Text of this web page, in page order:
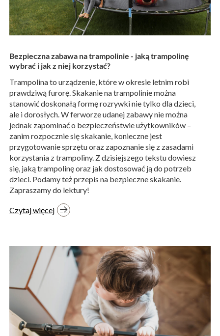
Bezpieczna zabawa na trampolinie - jaką trampolinę
wybrać i jak z niej korzystać?
Trampolina to urządzenie, które w okresie letnim robi
prawdziwą furorę. Skakanie na trampolinie można
stanowić doskonałą formę rozrywki nie tylko dla dzieci,
ale i dorosłych. W ferworze udanej zabawy nie można
jednak zapominać o bezpieczeństwie użytkowników –
zanim rozpocznie się skakanie, konieczne jest
przygotowanie sprzętu oraz zapoznanie się z zasadami
korzystania z trampoliny. Z dzisiejszego tekstu dowiesz
się, jaką trampolinę oraz jak dostosować ją do potrzeb
dzieci. Podamy też przepis na bezpieczne skakanie.
Zapraszamy do lektury!
Czytaj więcej